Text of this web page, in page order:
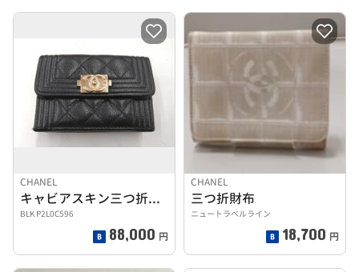
CHANEL
キャビアスキン三つ折り財布
BLK P2L0C596
88,000 円
CHANEL
三つ折財布
ニュートラベルライン
18,700 円